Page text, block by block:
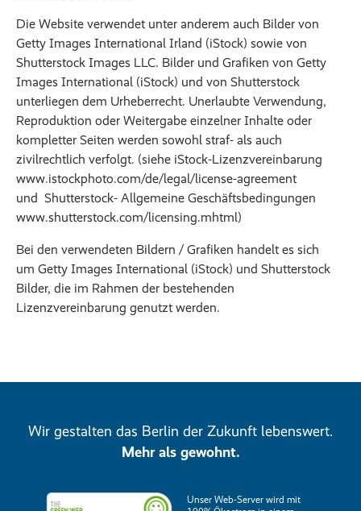
Die Website verwendet unter anderem auch Bilder von
Getty Images International Irland (iStock) sowie von
Shutterstock Images LLC. Bilder und Grafiken von Getty
Images International (iStock) und von Shutterstock
unterliegen dem Urheberrecht. Unerlaubte Verwendung,
Reproduktion oder Weitergabe einzelner Inhalte oder
kompletter Seiten werden sowohl straf- als auch
zivilrechtlich verfolgt. (siehe iStock-Lizenzvereinbarung
www.istockphoto.com/de/legal/license-agreement
und Shutterstock- Allgemeine Geschäftsbedingungen
www.shutterstock.com/licensing.mhtml)
Bei den verwendeten Bildern / Grafiken handelt es sich
um Getty Images International (iStock) und Shutterstock
Bilder, die im Rahmen der bestehenden
Lizenzvereinbarung genutzt werden.
Wir gestalten das Berlin der Zukunft lebenswert.
Mehr als gewohnt.
Unser Web-Server wird mit